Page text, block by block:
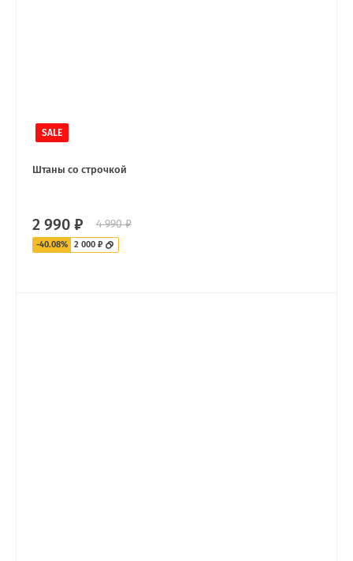
SALE
Штаны со строчкой
2 990 ₽ 4 990 ₽
-40.08% 2 000 ₽